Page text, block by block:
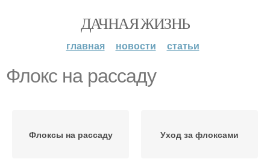
ДАЧНАЯ ЖИЗНЬ
главная новости статьи
Флокс на рассаду
Флоксы на рассаду Уход за флоксами